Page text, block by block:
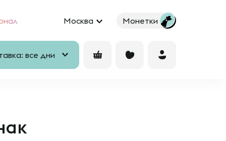
Москва Монетки
все дни